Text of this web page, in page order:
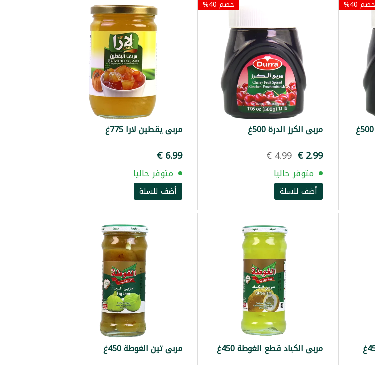
خصم 40% خصم 40%
مربى الكرز الدرة 500غ
‏2.99 €
‏4.99 €
متوفر حاليا
أضف للسلة
مربى يقطين لارا 775غ
‏6.99 €
متوفر حاليا
أضف للسلة
مربى الكباد قطع الغوطة 450غ مربى تين الغوطة 450غ